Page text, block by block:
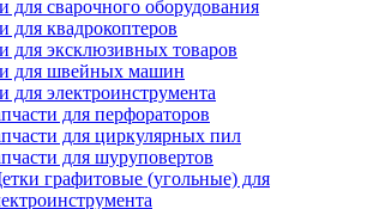
для сварочного оборудования
для квадрокоптеров
для эксклюзивных товаров
для швейных машин
для электроинструмента
для перфораторов
для циркулярных пил
для шуруповертов
графитовые (угольные) для